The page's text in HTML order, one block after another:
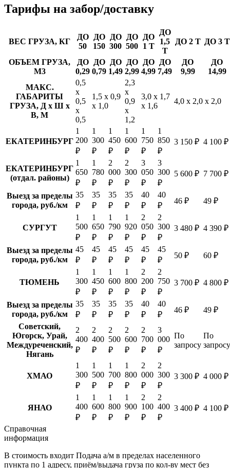
Тарифы на забор/доставку
ВЕС ГРУЗА, КГ
ДО
50
ДО
150
ДО
300
ДО
500
ДО
1 Т
ДО
1,5
Т
ДО 2 Т ДО 3 Т
ОБЪЕМ ГРУЗА,
М3
ДО
0,29
ДО
0,79
ДО
1,49
ДО
2,99
ДО
4,99
ДО
7,49
ДО
9,99
ДО
14,99
МАКС.
ГАБАРИТЫ
ГРУЗА, Д х Ш х
В, М
0,5
х
0,5
х
0,5
1,5 х 0,9
х 1,0
2,3
х
0,9
х
1,2
3,0 х 1,7
х 1,6
4,0 х 2,0 х 2,0
ЕКАТЕРИНБУРГ
1
200
₽
1
300
₽
1
450
₽
1
600
₽
1
750
₽
1
850
₽
3 150 ₽ 4 100 ₽
ЕКАТЕРИНБУРГ
(отдал. районы)
1
650
₽
1
780
₽
2
000
₽
2
300
₽
3
050
₽
3
300
₽
5 600 ₽ 7 700 ₽
Выезд за пределы
города, руб./км
35
₽
35
₽
35
₽
35
₽
40
₽
40
₽
46 ₽ 49 ₽
СУРГУТ
1
500
₽
1
650
₽
1
790
₽
1
920
₽
2
050
₽
2
300
₽
3 480 ₽ 4 390 ₽
Выезд за пределы
города, руб./км
45
₽
45
₽
45
₽
45
₽
45
₽
45
₽
50 ₽ 60 ₽
ТЮМЕНЬ
1
300
₽
1
450
₽
1
600
₽
1
800
₽
2
200
₽
2
750
₽
3 700 ₽ 4 800 ₽
Выезд за пределы
города, руб./км
35
₽
35
₽
35
₽
35
₽
40
₽
40
₽
46 ₽
49 ₽
Советский,
Югорск, Урай,
Междуреченский,
Нягань
2
400
₽
2
400
₽
2
500
₽
2
600
₽
2
700
₽
3
000
₽
По
запросу
По
запросу
ХМАО
1
300
₽
1
500
₽
1
700
₽
1
800
₽
2
000
₽
2
300
₽
3 300 ₽ 4 000 ₽
ЯНАО
1
400
₽
1
600
₽
1
800
₽
1
900
₽
2
100
₽
2
400
₽
3 400 ₽ 4 100 ₽
Справочная
информация
В стоимость входит Подача а/м в пределах населенного
пункта по 1 адресу, приём/выдача груза по кол-ву мест без